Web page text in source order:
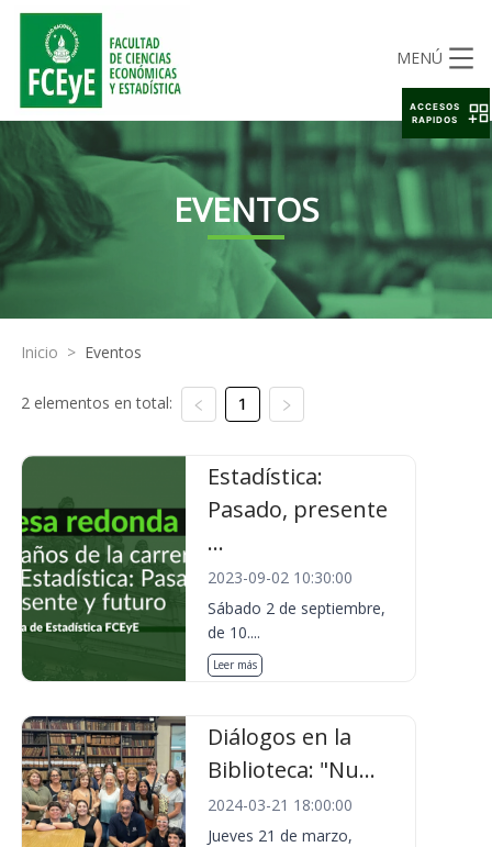
MENÚ
EVENTOS
Inicio > Eventos
2 elementos en total: 1
Estadística:
Pasado, presente
...
2023-09-02 10:30:00
Sábado 2 de septiembre,
de 10....
Leer más
Diálogos en la
Biblioteca: "Nu...
2024-03-21 18:00:00
Jueves 21 de marzo,
ACCESOS
RAPIDOS